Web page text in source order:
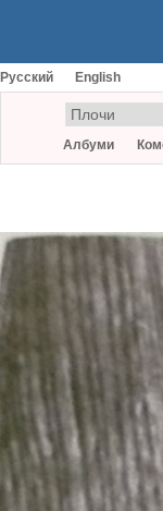
Русский English
Албуми